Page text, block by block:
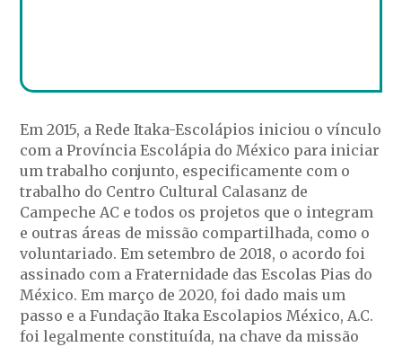
Em 2015, a Rede Itaka-Escolápios iniciou o vínculo
com a Província Escolápia do México para iniciar
um trabalho conjunto, especificamente com o
trabalho do Centro Cultural Calasanz de
Campeche AC e todos os projetos que o integram
e outras áreas de missão compartilhada, como o
voluntariado. Em setembro de 2018, o acordo foi
assinado com a Fraternidade das Escolas Pias do
México. Em março de 2020, foi dado mais um
passo e a Fundação Itaka Escolapios México, A.C.
foi legalmente constituída, na chave da missão